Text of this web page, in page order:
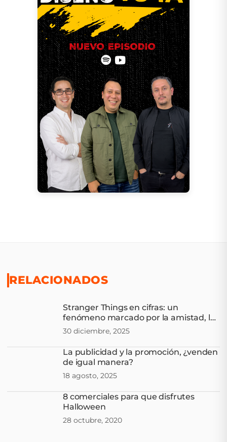
RELACIONADOS
Stranger Things en cifras: un
fenómeno marcado por la amistad, las
aventuras y la nostalgia
30 diciembre, 2025
La publicidad y la promoción, ¿venden
de igual manera?
18 agosto, 2025
8 comerciales para que disfrutes
Halloween
28 octubre, 2020